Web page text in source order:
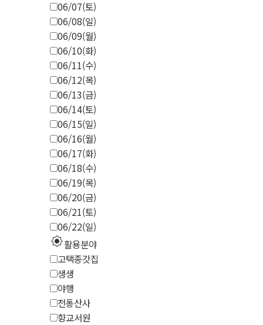
06/07(토)
06/08(일)
06/09(월)
06/10(화)
06/11(수)
06/12(목)
06/13(금)
06/14(토)
06/15(일)
06/16(월)
06/17(화)
06/18(수)
06/19(목)
06/20(금)
06/21(토)
06/22(일)
explosion활용분야
고택종갓집
생생
야행
전통산사
향교서원